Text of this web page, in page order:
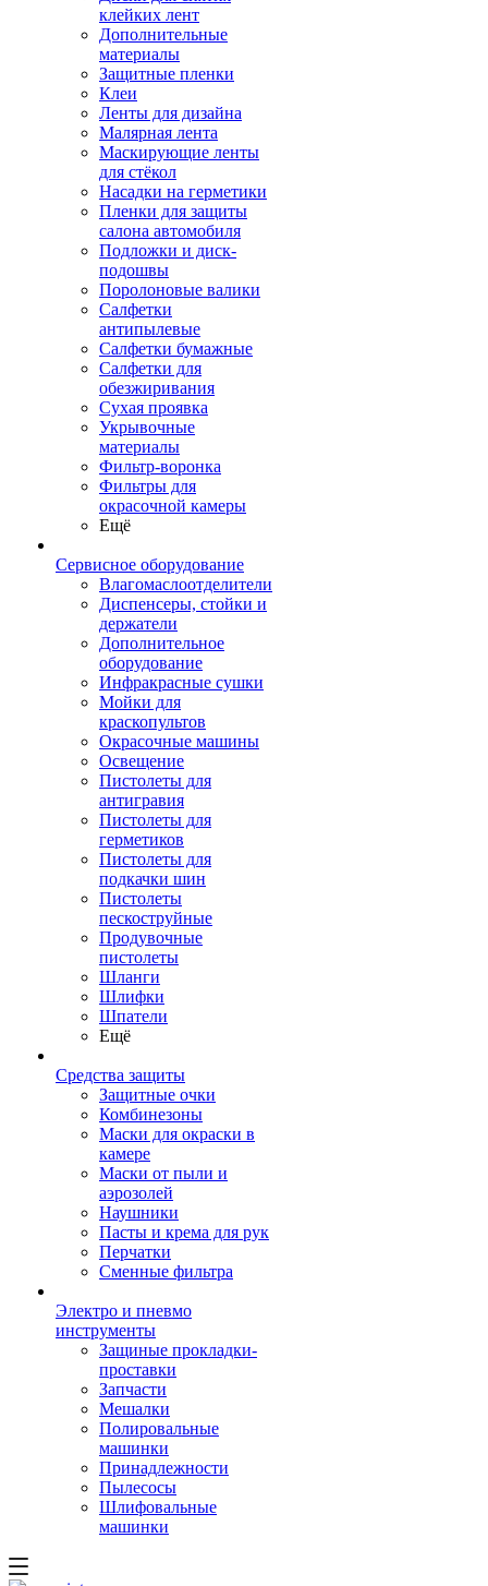
клейких лент
Дополнительные
материалы
Защитные пленки
Клеи
Ленты для дизайна
Малярная лента
Маскирующие ленты
для стёкол
Насадки на герметики
Пленки для защиты
салона автомобиля
Подложки и диск-
подошвы
Поролоновые валики
Салфетки
антипылевые
Салфетки бумажные
Салфетки для
обезжиривания
Сухая проявка
Укрывочные
материалы
Фильтр-воронка
Фильтры для
окрасочной камеры
Ещё
Сервисное оборудование
Влагомаслоотделители
Диспенсеры, стойки и
держатели
Дополнительное
оборудование
Инфракрасные сушки
Мойки для
краскопультов
Окрасочные машины
Освещение
Пистолеты для
антигравия
Пистолеты для
герметиков
Пистолеты для
подкачки шин
Пистолеты
пескоструйные
Продувочные
пистолеты
Шланги
Шлифки
Шпатели
Ещё
Средства защиты
Защитные очки
Комбинезоны
Маски для окраски в
камере
Маски от пыли и
аэрозолей
Наушники
Пасты и крема для рук
Перчатки
Сменные фильтра
Электро и пневмо
инструменты
Защиные прокладки-
проставки
Запчасти
Мешалки
Полировальные
машинки
Принадлежности
Пылесосы
Шлифовальные
машинки